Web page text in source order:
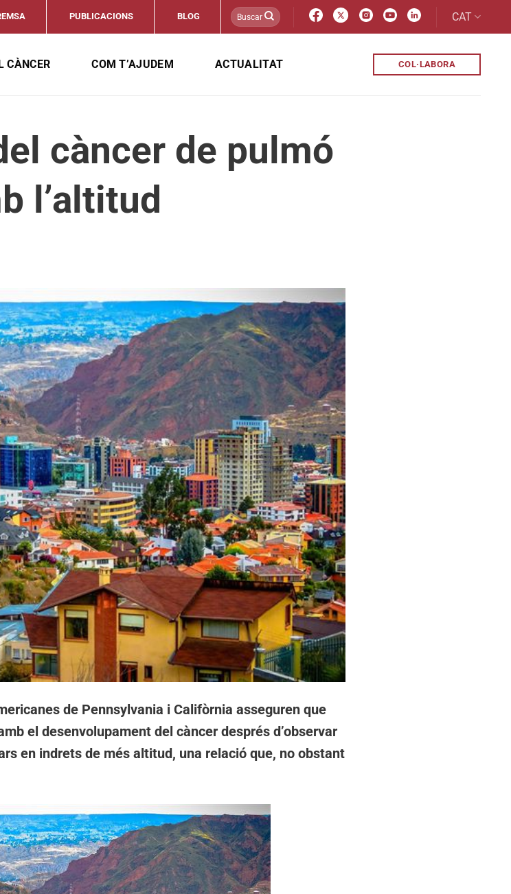
PUBLICACIONS BLOG CAT
CÀNCER COM T’AJUDEM ACTUALITAT COL·LABORA
càncer de pulmó
l’altitud
de Pennsylvania i Califòrnia asseguren que
el desenvolupament del càncer després d’observar
en indrets de més altitud, una relació que, no obstant